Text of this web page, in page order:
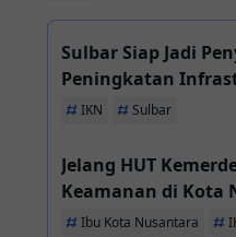
Sulbar Siap Jadi
Peningkatan
IKN Sulbar
Jelang HUT
Keamanan di Kota
Ibu Kota Nusantara